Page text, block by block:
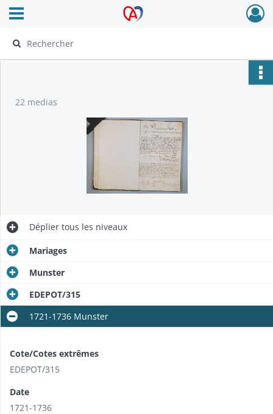
Archives Alsace - Colmar
Ouvrir le menu déroulant
22 medias
Déplier tous les niveaux
Mariages
Munster
EDEPOT/315
1721-1736 Munster
Cote/Cotes extrêmes
EDEPOT/315
Date
1721-1736